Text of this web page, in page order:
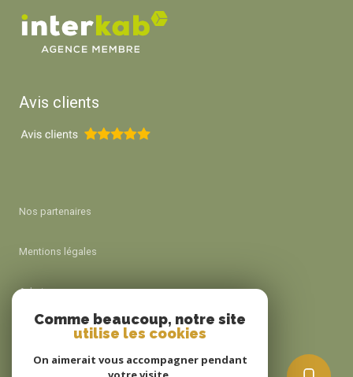
Avis clients
Nos partenaires
Mentions légales
Admin
Nos honoraires
Comme beaucoup, notre site
utilise les cookies
On aimerait vous accompagner pendant